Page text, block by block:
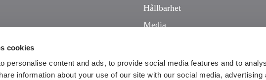
cookies
personalise content and ads, to provide social media features and to
information about your use of our site with our social media, advertising
Hållbarhet
Media
Kontakt